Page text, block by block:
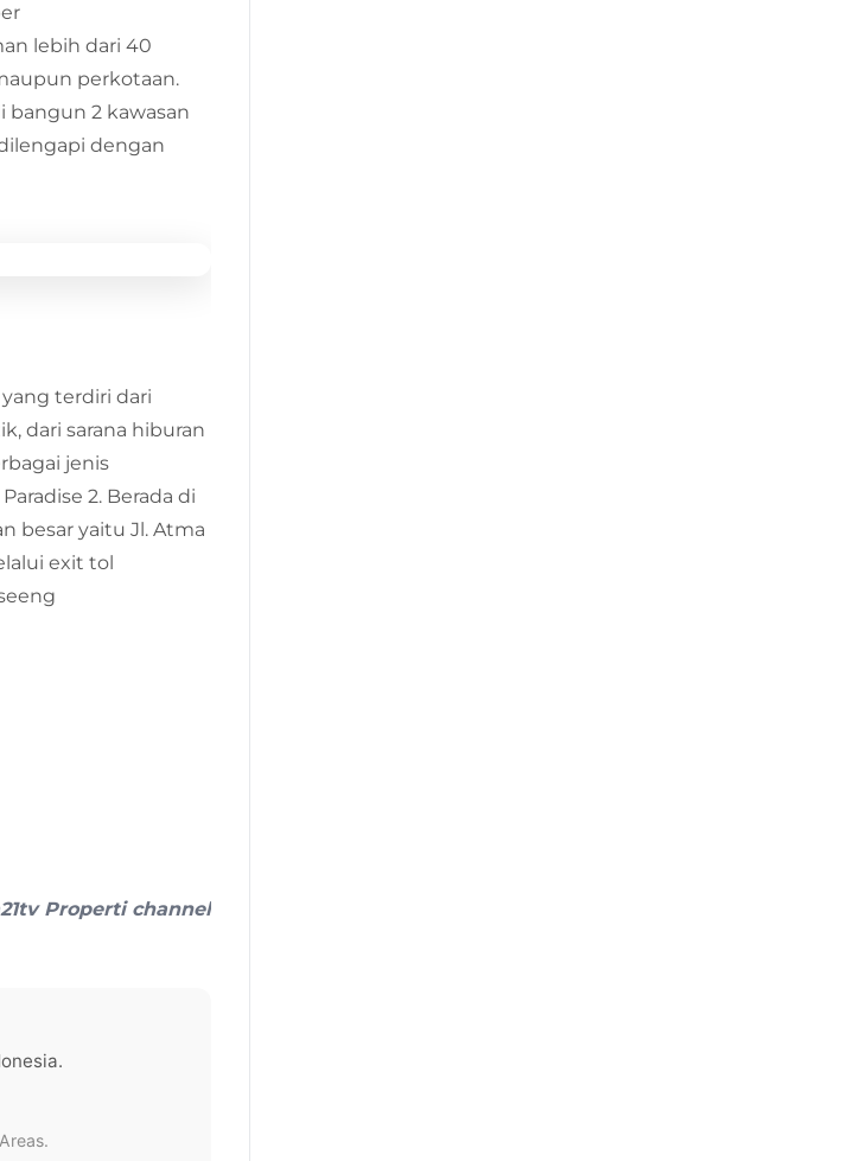
lebih dari 40
perkotaan.
bangun 2 kawasan
dengan
yang terdiri dari
dari sarana hiburan
jenis
2. Berada di
besar yaitu Jl. Atma
exit tol
Properti channel